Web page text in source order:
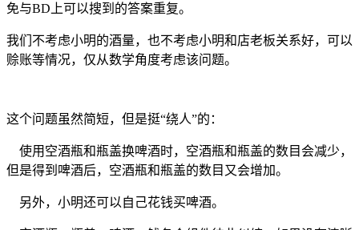
免与BD上可以搜到的答案重复。
我们不考虑小明的酒量，也不考虑小明和店老板关系好，可以
赊账等情况，仅从数学角度考虑该问题。
这个问题虽然简短，但是挺“绕人”的：
使用空酒瓶和瓶盖换啤酒时，空酒瓶和瓶盖的数目会减少，
但是得到啤酒后，空酒瓶和瓶盖的数目又会增加。
另外，小明还可以自己花钱买啤酒。